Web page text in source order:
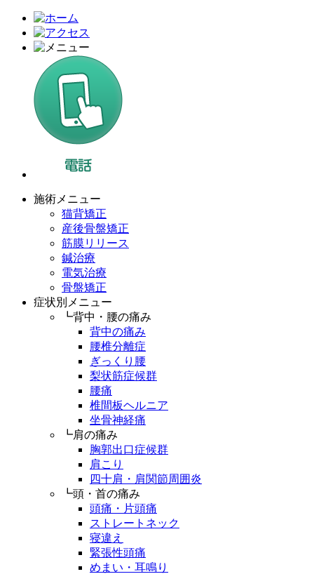
施術メニュー
猫背矯正
産後骨盤矯正
筋膜リリース
鍼治療
電気治療
骨盤矯正
症状別メニュー
┗背中・腰の痛み
背中の痛み
腰椎分離症
ぎっくり腰
梨状筋症候群
腰痛
椎間板ヘルニア
坐骨神経痛
┗肩の痛み
胸郭出口症候群
肩こり
四十肩・肩関節周囲炎
┗頭・首の痛み
頭痛・片頭痛
ストレートネック
寝違え
緊張性頭痛
めまい・耳鳴り